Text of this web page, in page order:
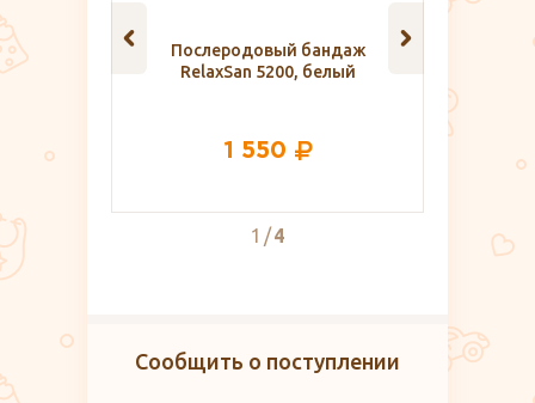
Комплект домашней одежды,
40 НЕДЕЛЬ, 80108, молочный-
730
2 4
Сообщить о поступлении